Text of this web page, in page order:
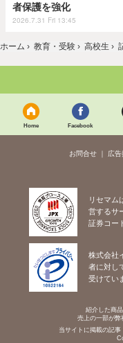
者保護を強化
2026.7.31 Fri 13:45
ホーム › 教育・受験 › 高校生 ›
Home Facebook
お問合せ 広
リセマム
営するサ
証券コー
株式会社
者に対し
受けてい
紹介した商
売上の一部が弊
当サイトに掲載の記事